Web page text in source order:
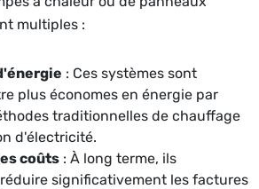
multiples :
: Ces systèmes sont
plus économes en énergie par
traditionnelles de chauffage
d'électricité.
coûts : À long terme, ils
significativement les factures